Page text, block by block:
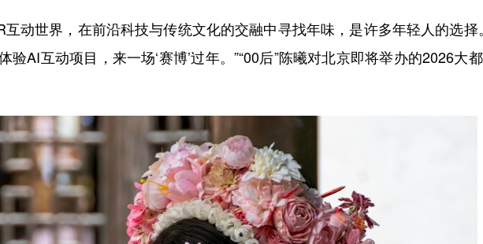
动世界，在前沿科技与传统文化的交融中寻找年味，是许多年轻人的选择
验AI互动项目，来一场‘赛博’过年。”“00后”陈曦对北京即将举办的2026大